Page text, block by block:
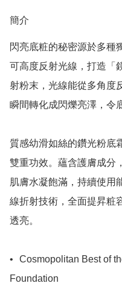
簡介
閃亮底粧的秘密源於多種
可高度反射光線，打造「
射粉末，光線能從多角度
瞬間轉化成閃爍亮澤，令
質感幼滑如絲的鑽光粉底
雙重功效。蘊含護膚成分
肌膚水凝飽滿，持續使用
線折射技術，全面提昇粧
透亮。
•	Cosmopolitan Best of the Best Beauty Awards - Best
Foundation